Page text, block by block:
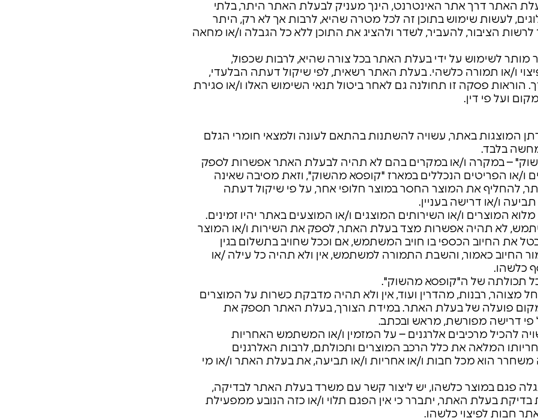
האתר דרך אתר האינטרנט, הינך מעניק לבעלת האתר היתר, בלתי
לעשות שימוש בתוכן זה לכל מטרה שהיא, לרבות אך לא רק, היתר
לרשות הציבור, להעביר, לשדר ולהציג את התוכן ללא כל הגבלה ו/או מחאה
מותר לשימוש על ידי בעלת האתר בכל צורה שהיא, לרבות שכפול,
ו/או תמורה כלשהי. בעלת האתר רשאית, לפי שיקול דעתה הבלעדי,
הוראות פסקה זו תחולנה גם לאחר ביטול תנאי השימוש האלו ו/או סגירת
ועל פי דין.
המוצגות באתר, עשויה להשתנות בהתאם לעונה ולמצאי חומרי הגלם
בלבד.
– במקרה ו/או במקרים בהם לא תהיה לבעלת האתר אפשרות לספק
ו/או הפריטים הנכללים במארז "קופסא מהשוק", וזאת מסיבה שאינה
להחליף את המוצר החסר במוצר חלופי אחר, על פי שיקול דעתה
ו/או דרישה בעניין.
המוצרים ו/או השירותים המוצגים ו/או המוצעים באתר יהיו זמינים.
לא תהיה אפשרות מצד בעלת האתר, לספק את השירות ו/או המוצר
החיוב הכספי בו חויב המשתמש, אם וככל שחויב בתשלום בגין
החיוב כאמור, והשבת התמורה למשתמש, אין ולא תהיה כל עילה /או
כלשהו.
תכולתה של ה"קופסא מהשוק".
מצוהר, רבנות, מהדרין ועוד, אין ולא תהיה מדבקת כשרות על המוצרים
פועלה של בעלת האתר. במידת הצורך, בעלת האתר תספק את
פי דרישה מפורשת, מראש ובכתב.
להכיל מרכיבים אלרגנים – על המזמין ו/או המשתמש האחריות
המלאה את כלל הרכב המוצרים ותכולתם, לרבות האלרגנים
משחרר הוא מכל חבות ו/או אחריות ו/או תביעה, את בעלת האתר ו/או מי
פגם במוצר כלשהו, יש ליצור קשר עם משרד בעלת האתר לבדיקה,
בדיקת בעלת האתר, יתברר כי אין הפגם תלוי ו/או כזה הנובע ממפעילת
חבות לפיצוי כלשהו.